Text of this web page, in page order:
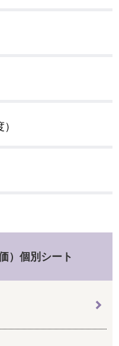
）個別シート